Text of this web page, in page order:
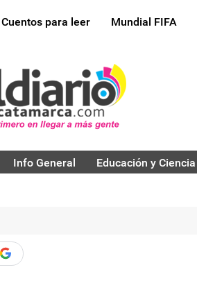
Cuentos para leer Mundial FIFA
Info General Educación y Ciencia